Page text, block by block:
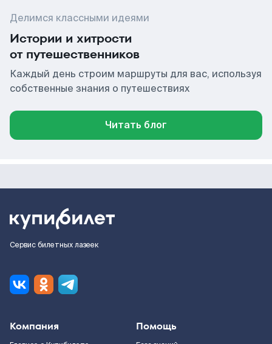
Делимся классными идеями
Истории и хитрости
от путешественников
Каждый день строим маршруты для вас, используя
собственные знания о путешествиях
Читать блог
Сервис билетных лазеек
Компания Помощь